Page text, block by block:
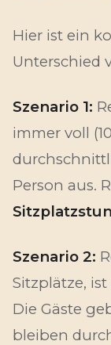
Hier ist ein
Unterschied
Szenario 1:
immer voll
Person aus.
Szenario 2:
Sitzplätze,
Die Gäste
bleiben